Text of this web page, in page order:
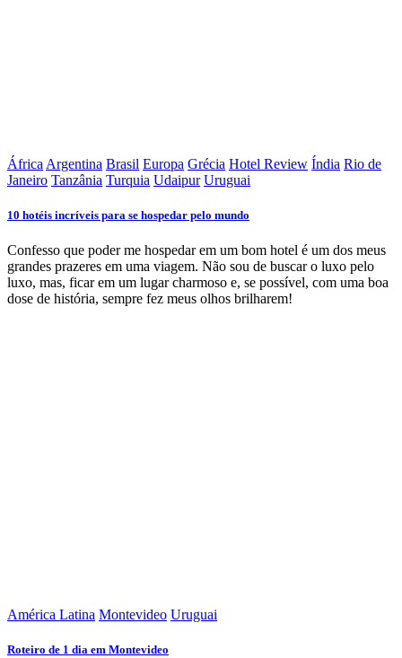
África Argentina Brasil Europa Grécia Hotel Review Índia Rio de
Janeiro Tanzânia Turquia Udaipur Uruguai
10 hotéis incríveis para se hospedar pelo mundo
Confesso que poder me hospedar em um bom hotel é um dos meus
grandes prazeres em uma viagem. Não sou de buscar o luxo pelo
luxo, mas, ficar em um lugar charmoso e, se possível, com uma boa
dose de história, sempre fez meus olhos brilharem!
América Latina Montevideo Uruguai
Roteiro de 1 dia em Montevideo